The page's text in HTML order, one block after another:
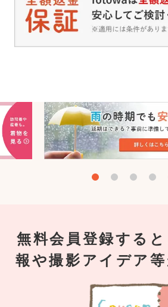
無料会員登録する
報や撮影アイデア